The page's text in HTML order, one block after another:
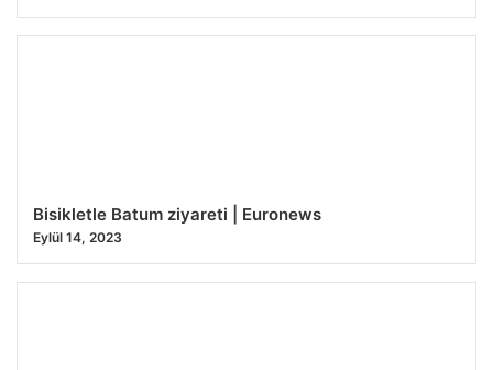
Bisikletle Batum ziyareti | Euronews
Eylül 14, 2023